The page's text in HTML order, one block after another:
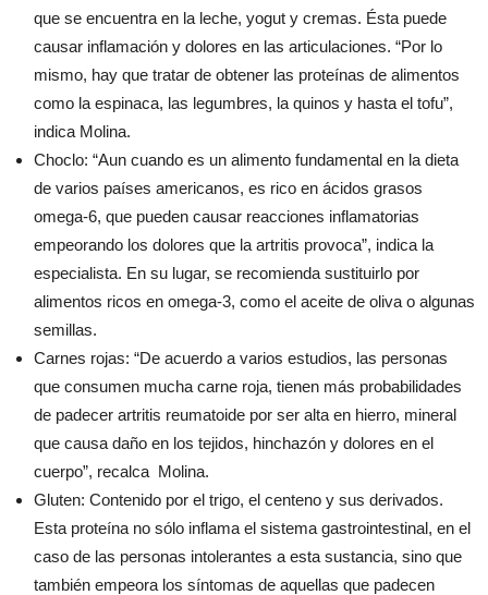
que se encuentra en la leche, yogut y cremas. Ésta puede
causar inflamación y dolores en las articulaciones. “Por lo
mismo, hay que tratar de obtener las proteínas de alimentos
como la espinaca, las legumbres, la quinos y hasta el tofu”,
indica Molina.
Choclo: “Aun cuando es un alimento fundamental en la dieta
de varios países americanos, es rico en ácidos grasos
omega-6, que pueden causar reacciones inflamatorias
empeorando los dolores que la artritis provoca”, indica la
especialista. En su lugar, se recomienda sustituirlo por
alimentos ricos en omega-3, como el aceite de oliva o algunas
semillas.
Carnes rojas: “De acuerdo a varios estudios, las personas
que consumen mucha carne roja, tienen más probabilidades
de padecer artritis reumatoide por ser alta en hierro, mineral
que causa daño en los tejidos, hinchazón y dolores en el
cuerpo”, recalca Molina.
Gluten: Contenido por el trigo, el centeno y sus derivados.
Esta proteína no sólo inflama el sistema gastrointestinal, en el
caso de las personas intolerantes a esta sustancia, sino que
también empeora los síntomas de aquellas que padecen